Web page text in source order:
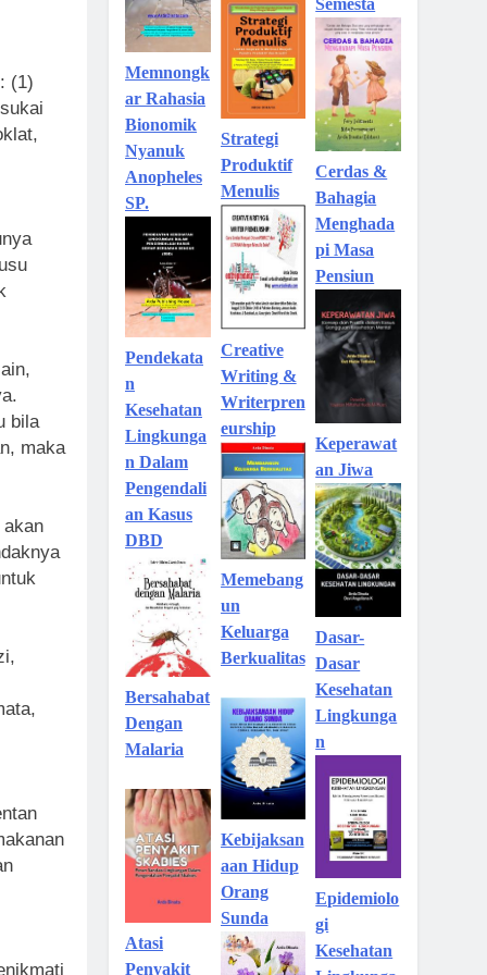
(1)
bila
maka
Memnongk
ar Rahasia
Bionomik
Nyanuk
Anopheles
SP.
Pendekata
n
Kesehatan
Lingkunga
n Dalam
Pengendali
an Kasus
DBD
Bersahabat
Dengan
Malaria
Atasi
Strategi
Produktif
Menulis
Creative
Writing &
Writerpren
eurship
Memebang
un
Keluarga
Berkualitas
Kebijaksan
aan Hidup
Orang
Sunda
Semesta
Cerdas &
Bahagia
Menghada
pi Masa
Pensiun
Keperawat
an Jiwa
Dasar-
Dasar
Kesehatan
Lingkunga
n
Epidemiolo
gi
Kesehatan